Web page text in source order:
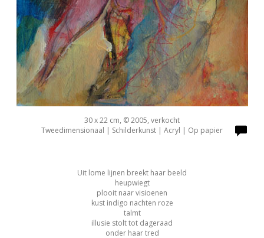
30 x 22 cm, © 2005, verkocht
Tweedimensionaal | Schilderkunst | Acryl | Op papier
Uit lome lijnen breekt haar beeld
heupwiegt
plooit naar visioenen
kust indigo nachten roze
talmt
illusie stolt tot dageraad
onder haar tred